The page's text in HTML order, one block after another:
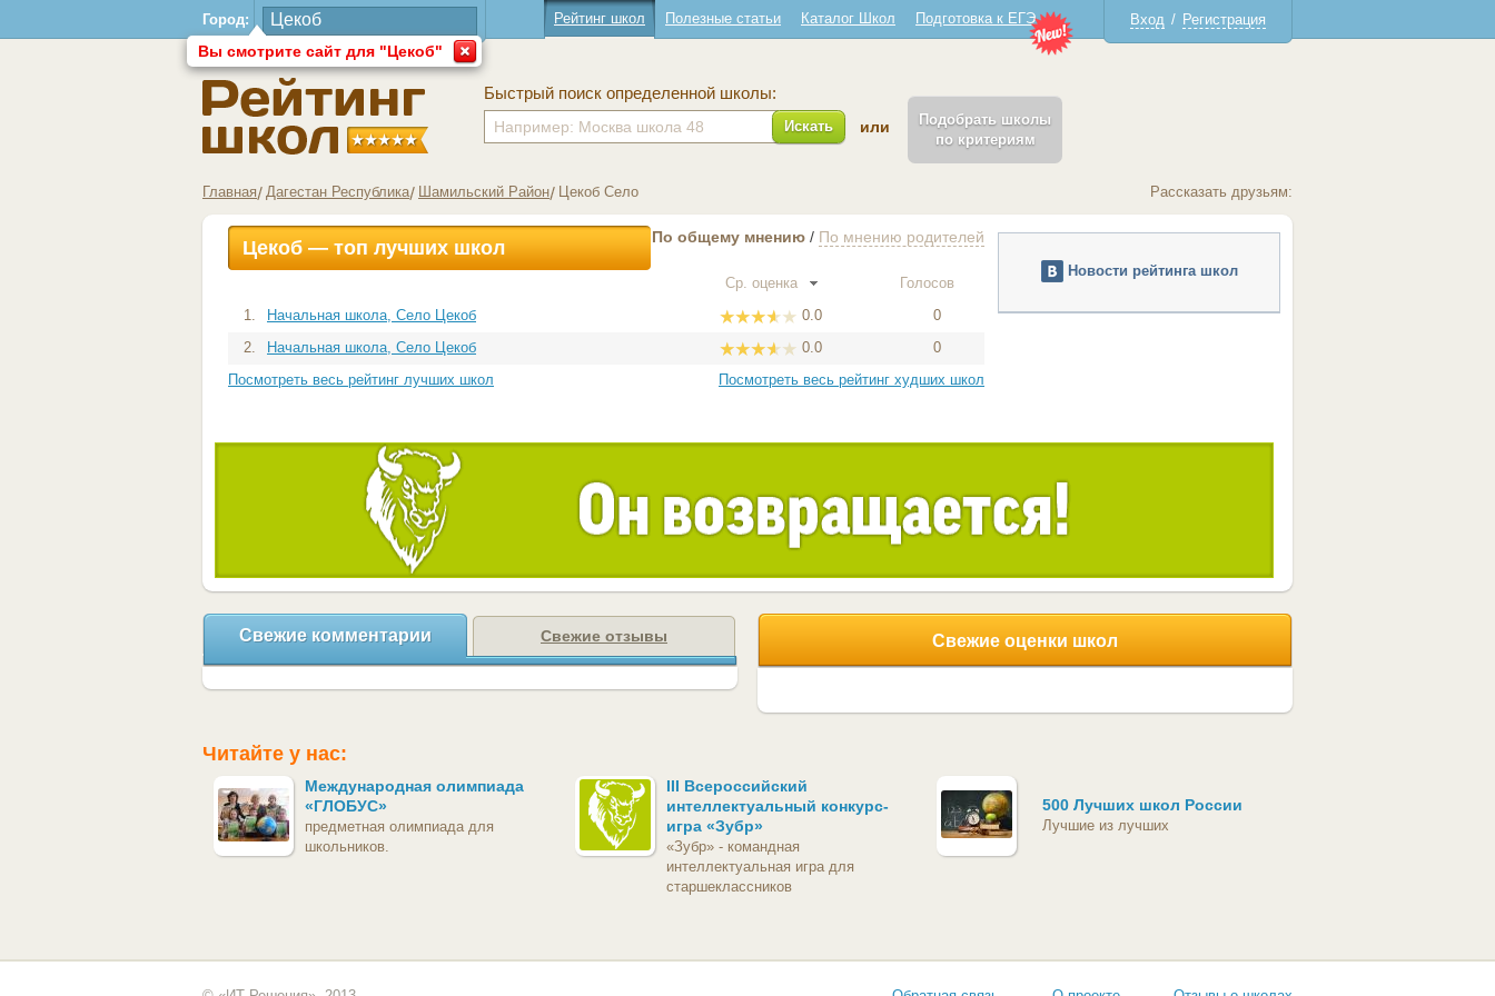
Город:
Вы смотрите сайт для "Цекоб"
Вход / Регистрация
Рейтинг школ Полезные статьи Каталог Школ Подготовка к ЕГЭ
Быстрый поиск определенной школы:
Искать или
Подобрать школы
по критериям
Главная Дагестан Республика Шамильский Район Цекоб Село Рассказать друзьям:
Цекоб — топ лучших школ По общему мнению / По мнению родителей
Ср. оценка
Голосов
1.
Начальная школа, Село Цекоб 0.0
0
2.
Начальная школа, Село Цекоб 0.0
0
Посмотреть весь рейтинг лучших школ
Посмотреть весь рейтинг худших школ
Новости рейтинга школ
Свежие комментарии Свежие отзывы Свежие оценки школ
Читайте у нас:
Международная олимпиада
«ГЛОБУС»
предметная олимпиада для
школьников.
III Всероссийский
интеллектуальный конкурс-
игра «Зубр»
«Зубр» - командная
интеллектуальная игра для
старшеклассников
500 Лучших школ России
Лучшие из лучших